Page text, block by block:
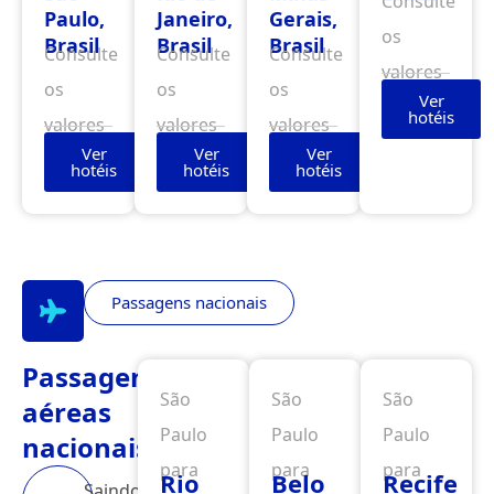
Paulo,
Brasil
Consulte
os
valores
Ver
hotéis
Janeiro,
Brasil
Consulte
os
valores
Ver
hotéis
Gerais,
Brasil
Consulte
os
valores
Ver
hotéis
os
valores
Ver
hotéis
Passagens nacionais
Passagens
aéreas
nacionais
São
Paulo
para
Rio
São
Paulo
para
Belo
São
Paulo
para
Recife